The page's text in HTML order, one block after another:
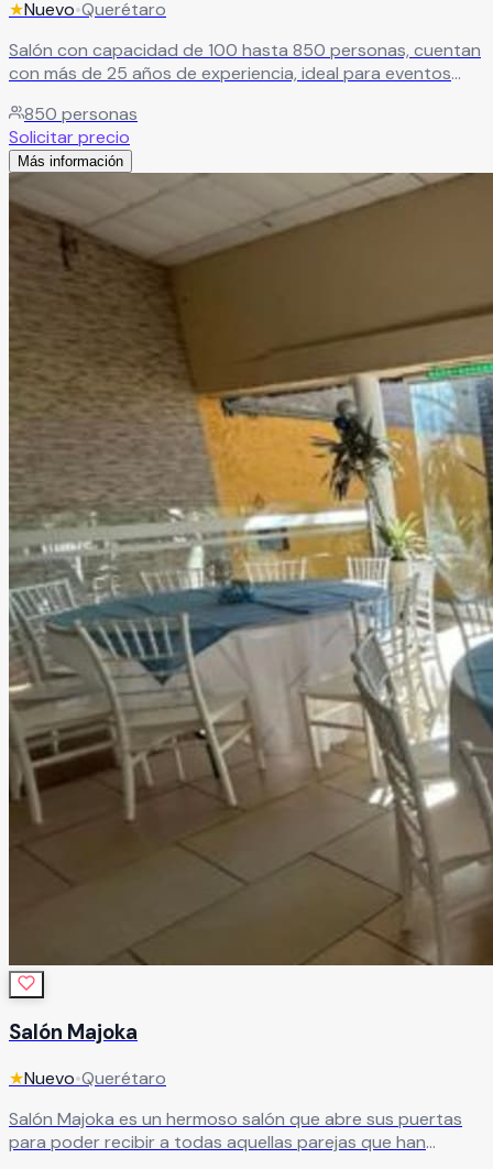
★Nuevo•Querétaro
Salón con capacidad de 100 hasta 850 personas, cuentan
con más de 25 años de experiencia, ideal para eventos
850 personas
Solicitar precio
Más información
Salón Majoka
★Nuevo•Querétaro
Salón Majoka es un hermoso salón que abre sus puertas
para poder recibir a todas aquellas parejas que han